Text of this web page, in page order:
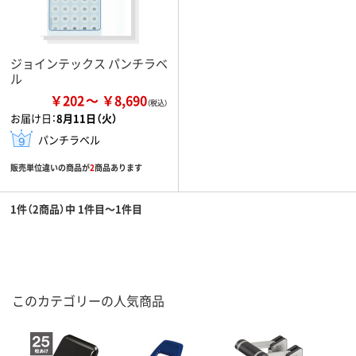
ジョインテックス パンチラベ
ル
￥202 ￥8,690
お届け日：8月11日（火）
パンチラベル
販売単位違いの商品が2商品あります
1件（2商品）中 1件目～1件目
このカテゴリーの人気商品